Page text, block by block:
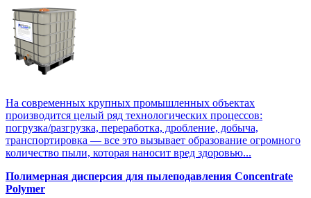
На современных крупных промышленных объектах
производится целый ряд технологических процессов:
погрузка/разгрузка, переработка, дробление, добыча,
транспортировка — все это вызывает образование огромного
количество пыли, которая наносит вред здоровью...
Полимерная дисперсия для пылеподавления Concentrate
Polymer